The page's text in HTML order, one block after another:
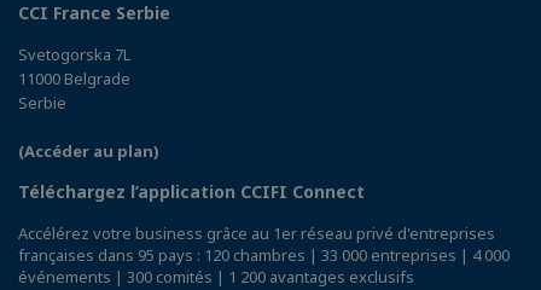
CCI France Serbie
Svetogorska 7L
11000 Belgrade
Serbie
(Accéder au plan)
Téléchargez l’application CCIFI Connect
Accélérez votre business grâce au 1er réseau privé d'entreprises
françaises dans 95 pays : 120 chambres | 33 000 entreprises | 4 000
événements | 300 comités | 1 200 avantages exclusifs